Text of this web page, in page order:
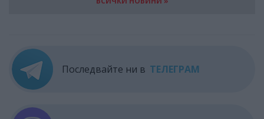
Последвайте ни в ТЕЛЕГРАМ